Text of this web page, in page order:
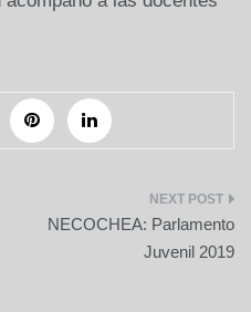
NECOCHEA: Parlamento
Juvenil 2019